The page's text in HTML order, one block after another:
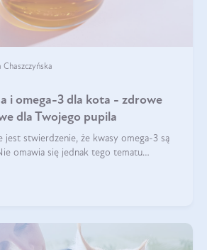
i omega-3 dla kota - zdrowe
dla Twojego pupila
jest stwierdzenie, że kwasy omega-3 są
omawia się jednak tego tematu